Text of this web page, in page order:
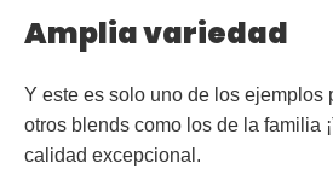
Amplia variedad
Y este es solo uno de los ejemplos
otros blends como los de la familia
calidad excepcional.